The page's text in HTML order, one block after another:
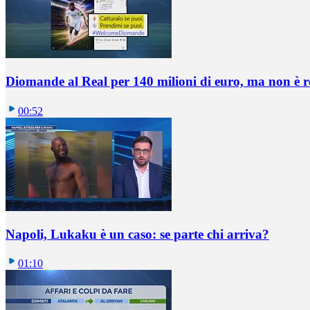
Diomande al Real per 140 milioni di euro, ma non è
00:52
Napoli, Lukaku è un caso: se parte chi arriva?
01:10